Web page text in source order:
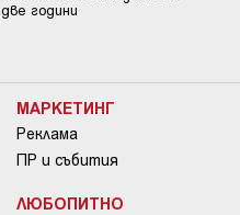
две години
МАРКЕТИНГ
Реклама
ПР и събития
ЛЮБОПИТНО